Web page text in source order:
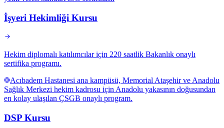
İşyeri Hekimliği Kursu
Hekim diplomalı katılımcılar için 220 saatlik Bakanlık onaylı
sertifika programı.
Acıbadem Hastanesi ana kampüsü, Memorial Ataşehir ve Anadolu
Sağlık Merkezi hekim kadrosu için Anadolu yakasının doğusundan
en kolay ulaşılan ÇSGB onaylı program.
DSP Kursu